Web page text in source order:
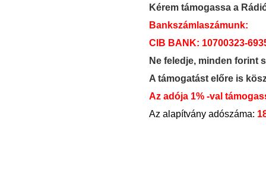
Kérem támogassa a
Bankszámlaszámunk:
CIB BANK: 10700323-
Ne feledje, minden forint
A támogatást előre is
Az adója 1% -val
Az alapítvány adószáma: